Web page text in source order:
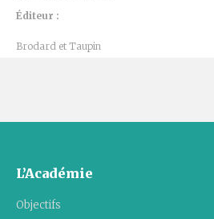
Éditeur :
Brodard et Taupin
L’Académie
Objectifs